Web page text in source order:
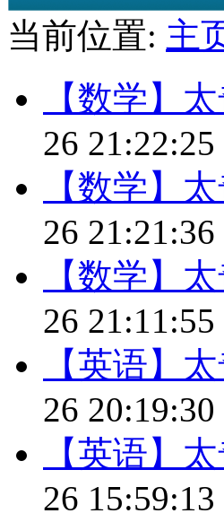
当前位置: 主
【数学】
26 21:22:25
【数学】
26 21:21:36
【数学】
26 21:11:55
【英语】
26 20:19:30
【英语】
26 15:59:13